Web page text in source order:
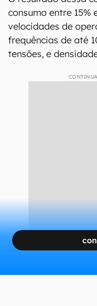
consumo entre 15%
velocidades de
frequências de até
tensões, e